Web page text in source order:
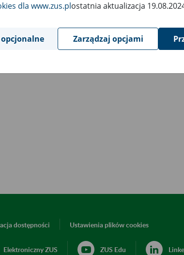
Wyświetl wszystkie
dostępności Ustawienia plików cookies
Elektroniczny ZUS ZUS Edu
dla www.zus.plostatnia aktualizacja
Zarządzaj opcjami